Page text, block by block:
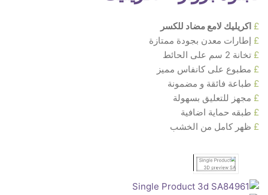
£ اكريليك لامع مضاد للكسر
£ إطارات معدن بجودة ممتازة
£ تخانة 2 سم على الحائط
£ مطبوع على كانفاس مميز
£ طباعة فائقة و مضمونة
£ مجهز للتعليق بسهولة
£ طبقه حماية اضافية
£ ظهر كامل من الخشب